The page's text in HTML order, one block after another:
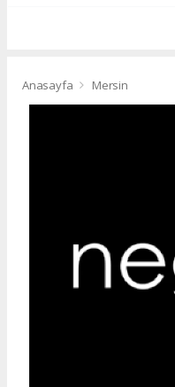
Anasayfa Mersin